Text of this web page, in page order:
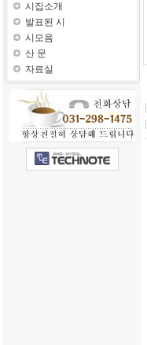
시집소개
발표된 시
시모음
산 문
자료실